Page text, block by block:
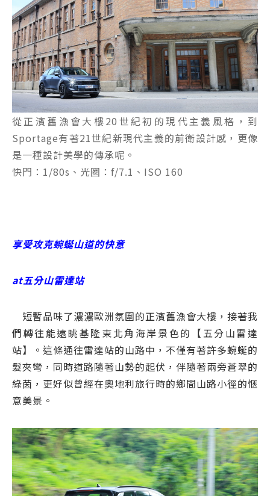
從正濱舊漁會大樓20世紀初的現代主義風格，到
Sportage有著21世紀新現代主義的前衛設計感，更像
是一種設計美學的傳承呢。
快門：1/80s、光圈：f/7.1、ISO 160
享受攻克蜿蜒山道的快意
at五分山雷達站
短暫品味了濃濃歐洲氛圍的正濱舊漁會大樓，接著我
們轉往能遠眺基隆東北角海岸景色的【五分山雷達
站】。這條通往雷達站的山路中，不僅有著許多蜿蜒的
髮夾彎，同時道路隨著山勢的起伏，伴隨著兩旁蒼翠的
綠茵，更好似曾經在奧地利旅行時的鄉間山路小徑的愜
意美景。